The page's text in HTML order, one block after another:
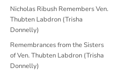
Nicholas Ribush Remembers Ven.
Thubten Labdron (Trisha
Donnelly)
Remembrances from the Sisters
of Ven. Thubten Labdron (Trisha
Donnelly)